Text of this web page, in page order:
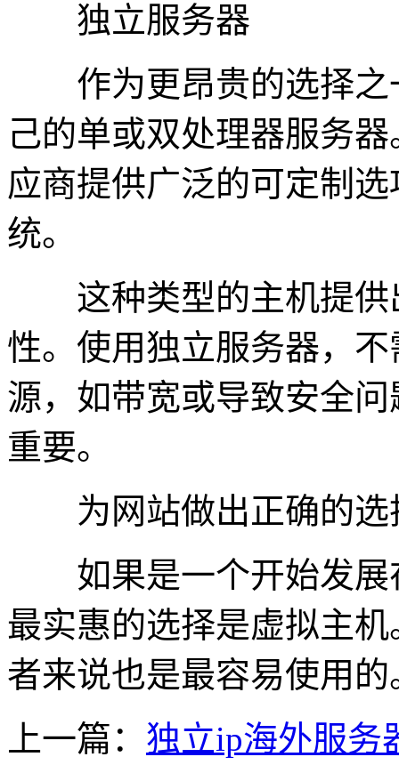
独立服务器
作为更昂贵的选择之
己的单或双处理器服务
应商提供广泛的可定制
统。
这种类型的主机提供
性。使用独立服务器，
源，如带宽或导致安全
重要。
为网站做出正确的选
如果是一个开始发展
最实惠的选择是虚拟主
者来说也是最容易使用的
上一篇： 独立ip海外服务